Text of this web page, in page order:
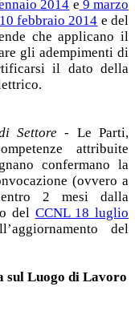
2014 e 9 marzo
10 febbraio 2014 e del
che applicano il
gli adempimenti di
il dato della
Settore - Le Parti,
attribuite
confermano la
(ovvero a
2 mesi dalla
del CCNL 18 luglio
del
sul Luogo di Lavoro